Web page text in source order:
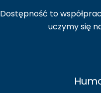
Dostępność to
uczymy się